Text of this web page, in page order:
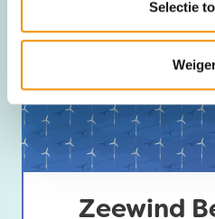
Selectie
Zeewind